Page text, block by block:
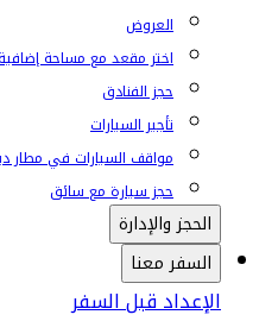
العروض
اختر مقعد مع مساحة
حجز الفنادق
تأجير السيارات
مواقف السيارات في مطار
حجز سيارة مع سائق
الحجز والإدارة
السفر معنا
الإعداد قبل السفر